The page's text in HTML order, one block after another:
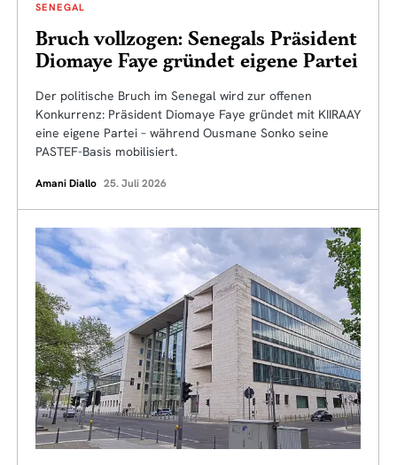
SENEGAL
Bruch vollzogen: Senegals Präsident
Diomaye Faye gründet eigene Partei
Der politische Bruch im Senegal wird zur offenen
Konkurrenz: Präsident Diomaye Faye gründet mit KIIRAAY
eine eigene Partei – während Ousmane Sonko seine
PASTEF-Basis mobilisiert.
Amani Diallo 25. Juli 2026